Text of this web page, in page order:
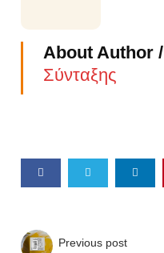
About Author /
Σύνταξης
Previous post